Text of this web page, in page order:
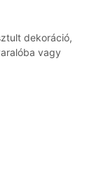
dekoráció,
vagy